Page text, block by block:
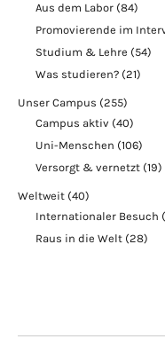
Aus dem Labor (84)
Promovierende im
Studium & Lehre (54)
Was studieren? (21)
Unser Campus (255)
Campus aktiv (40)
Uni-Menschen (106)
Versorgt & vernetzt (19)
Weltweit (40)
Internationaler Besuch
Raus in die Welt (28)